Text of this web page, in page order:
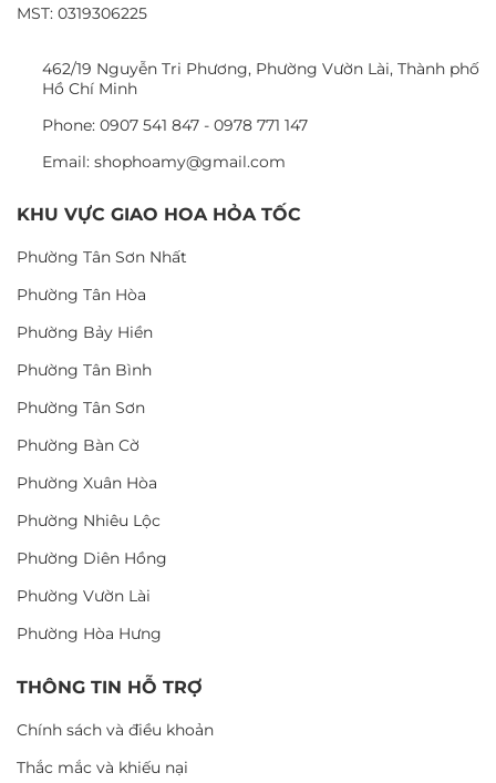
MST: 0319306225
462/19 Nguyễn Tri Phương, Phường Vườn Lài, Thành phố
Hồ Chí Minh
Phone: 0907 541 847 - 0978 771 147
Email: shophoamy@gmail.com
KHU VỰC GIAO HOA HỎA TỐC
Phường Tân Sơn Nhất
Phường Tân Hòa
Phường Bảy Hiền
Phường Tân Bình
Phường Tân Sơn
Phường Bàn Cờ
Phường Xuân Hòa
Phường Nhiêu Lộc
Phường Diên Hồng
Phường Vườn Lài
Phường Hòa Hưng
THÔNG TIN HỖ TRỢ
Chính sách và điều khoản
Thắc mắc và khiếu nại